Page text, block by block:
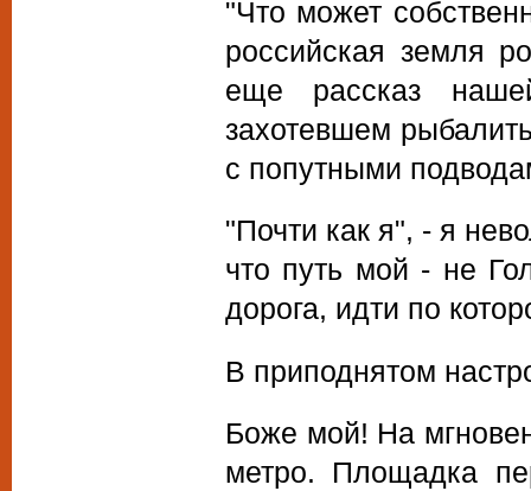
"Что может
российская земля
еще рассказ
захотевшем
с попутными
"Почти как я", - я
что путь мой - не
дорога, идти по
В приподнятом
Боже мой! На
метро. Площадка